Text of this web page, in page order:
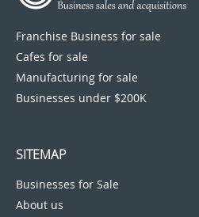
Franchise Business for sale
Cafes for sale
Manufacturing for sale
Businesses under $200K
SITEMAP
Businesses for Sale
About us